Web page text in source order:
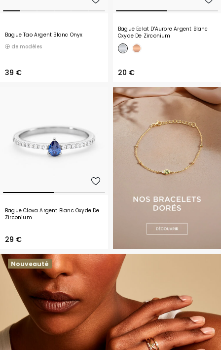
Bague Tao Argent Blanc Onyx
de modèles
39 €
Bague Eclat D'Aurore Argent Blanc
Oxyde De Zirconium
20 €
Bague Clova Argent Blanc Oxyde De
Zirconium
29 €
Nouveauté